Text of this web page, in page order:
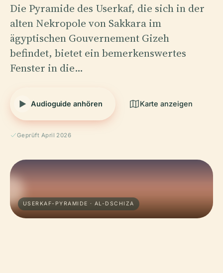
Die Pyramide des Userkaf, die sich in der
alten Nekropole von Sakkara im
ägyptischen Gouvernement Gizeh
befindet, bietet ein bemerkenswertes
Fenster in die…
Audioguide anhören Karte anzeigen
Geprüft April 2026
USERKAF-PYRAMIDE · AL-DSCHIZA